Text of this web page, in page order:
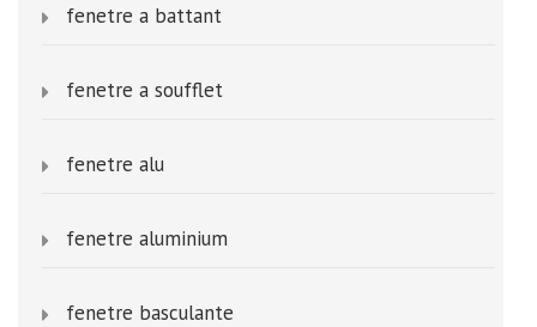
fenetre a battant
fenetre a soufflet
fenetre alu
fenetre aluminium
fenetre basculante